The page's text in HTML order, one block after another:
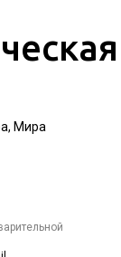
Мира